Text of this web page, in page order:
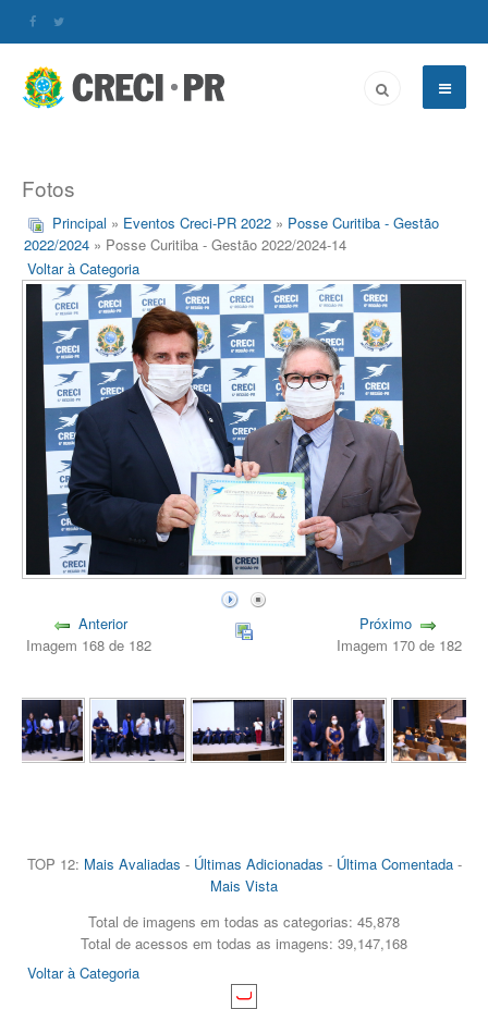
Fotos
Principal » Eventos Creci-PR 2022 » Posse Curitiba - Gestão
2022/2024 » Posse Curitiba - Gestão 2022/2024-14
Voltar à Categoria
Anterior
Imagem 168 de 182
Próximo
Imagem 170 de 182
TOP 12: Mais Avaliadas - Últimas Adicionadas - Última Comentada-
Mais Vista
Total de imagens em todas as categorias: 45,878
Total de acessos em todas as imagens: 39,147,168
Voltar à Categoria